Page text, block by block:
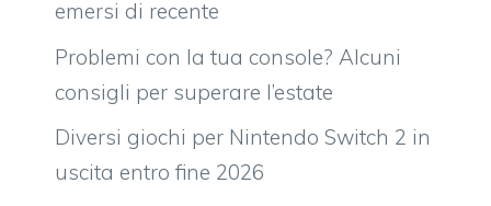
emersi di recente
Problemi con la tua console? Alcuni
consigli per superare l’estate
Diversi giochi per Nintendo Switch 2 in
uscita entro fine 2026